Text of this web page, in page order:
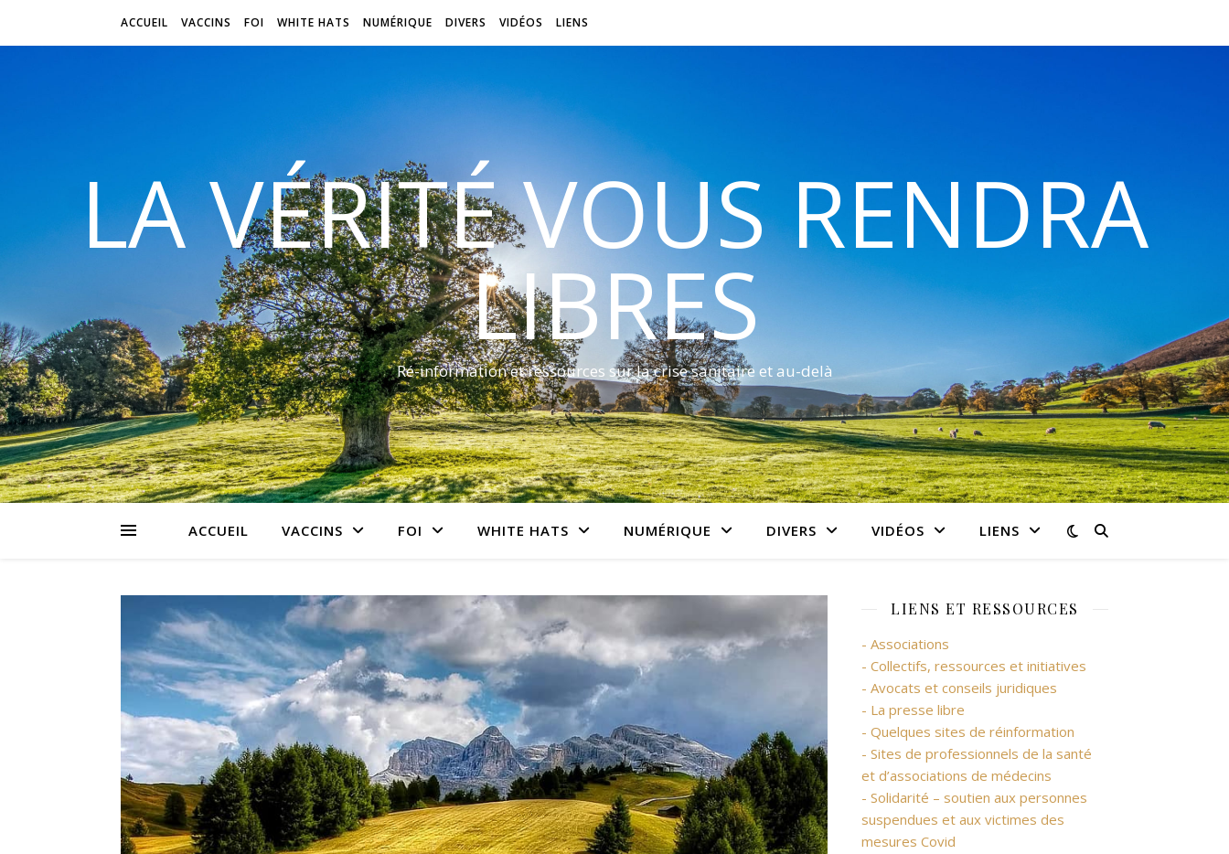
ACCUEIL VACCINS FOI WHITE HATS NUMÉRIQUE DIVERS VIDÉOS LIENS
LA VÉRITÉ VOUS RENDRA
LIBRES
Ré-information et ressources sur la crise sanitaire et au-delà
ACCUEIL VACCINS FOI WHITE HATS NUMÉRIQUE DIVERS VIDÉOS LIENS
LIENS ET RESSOURCES
- Associations
- Collectifs, ressources et initiatives
- Avocats et conseils juridiques
- La presse libre
- Quelques sites de réinformation
- Sites de professionnels de la santé
et d’associations de médecins
- Solidarité – soutien aux personnes
suspendues et aux victimes des
mesures Covid